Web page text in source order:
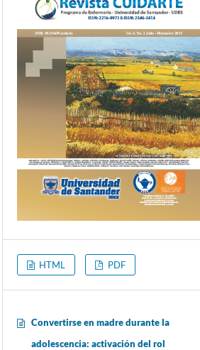
HTML PDF
Convertirse en madre durante la
adolescencia: activación del rol